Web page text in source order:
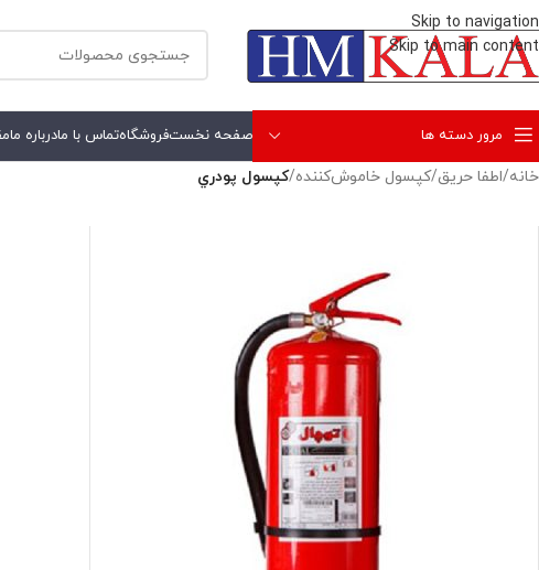
Skip to navigation
Skip to main content
مرور دسته ها صفحه نخستفروشگاهتماس با مادرباره ما
خانه/اطفا حريق/كپسول خاموش‌كننده/كپسول پودري